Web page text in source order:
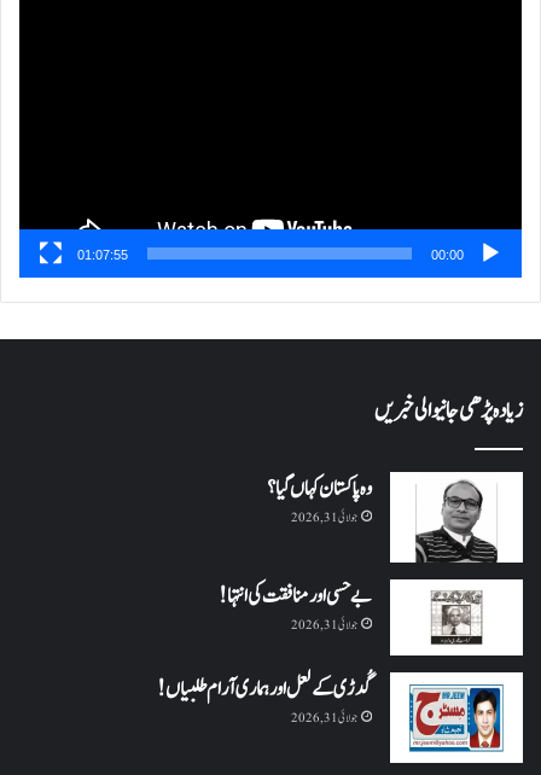
00:00
01:07:55
زیادہ پڑھی جانیوالی خبریں
وہ پاکستان کہاں گیا؟
جولائی 31, 2026
بے حسی اور منافقت کی انتہا !
جولائی 31, 2026
گُدڑی کے لعل اور ہماری آرام طلبیاں!
جولائی 31, 2026